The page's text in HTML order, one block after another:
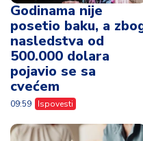
Godinama nije
posetio baku, a
nasledstva od
500.000 dolara
pojavio se sa
cvećem
09:59 Ispovesti